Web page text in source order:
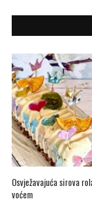
Osvježavajuća sirova
voćem